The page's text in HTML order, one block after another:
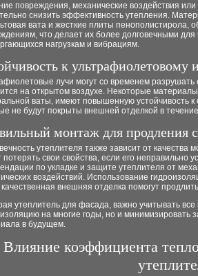
повреждения, механические воздействия
снизить эффективность утепления.
вата и жесткие плиты пенополистирола,
что делает их более долговечными
нагрузкам и вибрациям.
к ультрафиолетовому
лучи могут со временем разрушать
на открытом воздухе. Некоторые
ваты, имеют повышенную устойчивость
не будут покрыты внешней отделкой в
монтаж для продления
утеплителя также зависит от
свои свойства, если его неправильно
по укладке и защите утеплителя от
воздействий. Использование
внешняя отделка помогут
утеплитель для фасада, важно учитывать
на многие годы, но и минимизировать
в будущем.
Влияние коэффициента